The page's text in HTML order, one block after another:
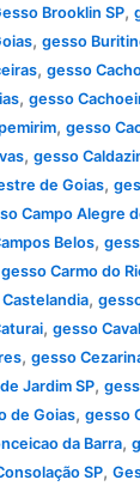
Brooklin SP,
,gesso
,gesso
,gesso
,gesso
,gesso
de Goias,
Campo Alegre
Belos,
gesso Carmo do
,
,gesso
,gesso
Jardim SP,
de Goias,gesso
da Barra,
SP,